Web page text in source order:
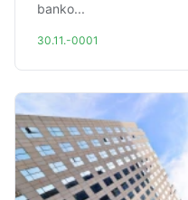
banko...
30.11.-0001